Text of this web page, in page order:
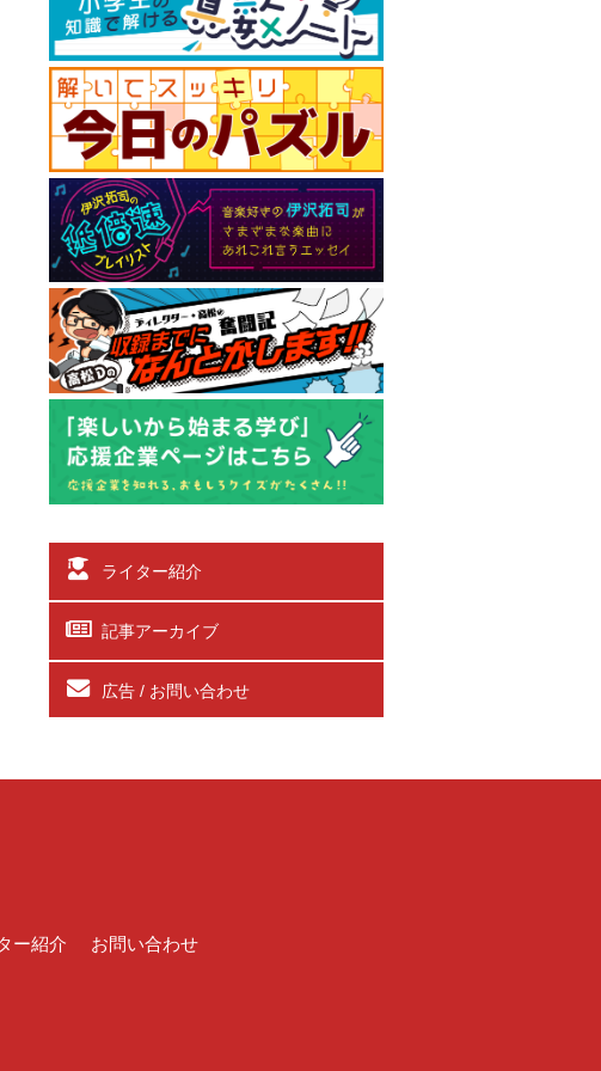
ライター紹介
記事アーカイブ
広告 / お問い合わせ
ー紹介 お問い合わせ